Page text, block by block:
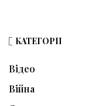
КАТЕГОРІЇ
Відео
Війна